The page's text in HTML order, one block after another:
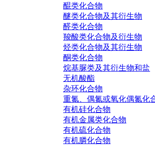
醌类化合物
醚类化合物及其衍生物
醛类化合物
羧酸类化合物及衍生物
烃类化合物及其衍生物
酮类化合物
烷基脲类及其衍生物和盐
无机酸酯
杂环化合物
重氮、偶氮或氧化偶氮化
有机硅化合物
有机金属类化合物
有机硫化合物
有机膦化合物